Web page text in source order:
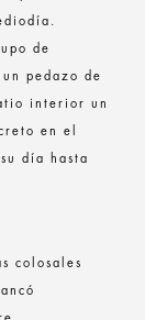
de
pedazo de
interior un
en el
día hasta
colosales